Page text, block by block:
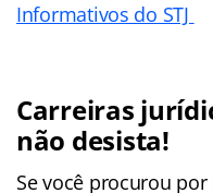
Informativos do STJ
Carreiras
não desista!
Se você procurou